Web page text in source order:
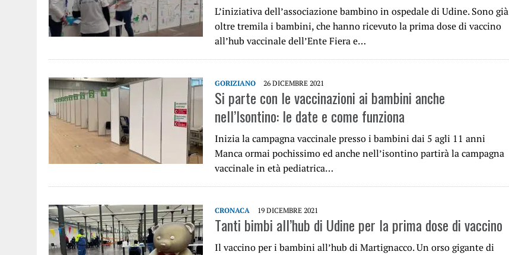
L’iniziativa dell’associazione bambino in ospedale di Udine. Sono già
oltre tremila i bambini, che hanno ricevuto la prima dose di vaccino
all’hub vaccinale dell’Ente Fiera e…
GORIZIANO 26 DICEMBRE 2021
Si parte con le vaccinazioni ai bambini anche
nell’Isontino: le date e come funziona
Inizia la campagna vaccinale presso i bambini dai 5 agli 11 anni
Manca ormai pochissimo ed anche nell’isontino partirà la campagna
vaccinale in età pediatrica…
CRONACA 19 DICEMBRE 2021
Tanti bimbi all’hub di Udine per la prima dose di vaccino
Il vaccino per i bambini all’hub di Martignacco. Un orso gigante di